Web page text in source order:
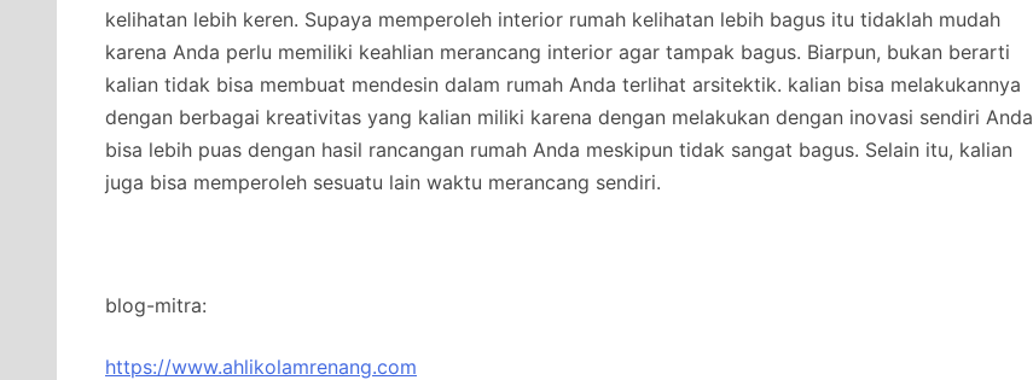
kelihatan lebih keren. Supaya memperoleh interior rumah kelihatan lebih bagus itu tidaklah mudah
karena Anda perlu memiliki keahlian merancang interior agar tampak bagus. Biarpun, bukan berarti
kalian tidak bisa membuat mendesin dalam rumah Anda terlihat arsitektik. kalian bisa melakukannya
dengan berbagai kreativitas yang kalian miliki karena dengan melakukan dengan inovasi sendiri Anda
bisa lebih puas dengan hasil rancangan rumah Anda meskipun tidak sangat bagus. Selain itu, kalian
juga bisa memperoleh sesuatu lain waktu merancang sendiri.
blog-mitra:
https://www.ahlikolamrenang.com